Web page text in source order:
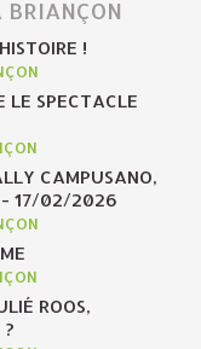
BRIANÇON
!
LE SPECTACLE
CAMPUSANO,
- 17/02/2026
ROOS,
?